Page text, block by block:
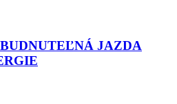
JAZDA